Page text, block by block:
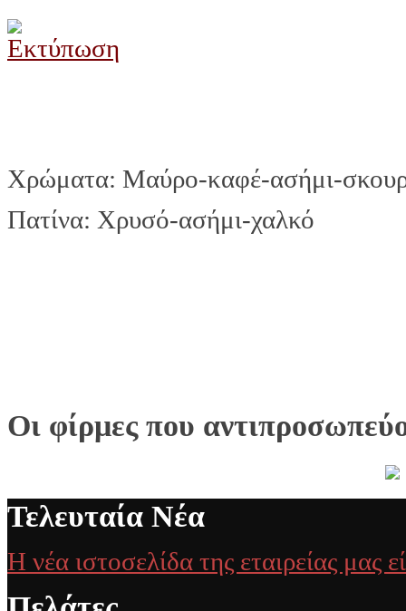
Χρώματα: Μαύρο-καφέ-ασήμι-
Πατίνα: Χρυσό-ασήμι-χαλκό
Οι φίρμες που
Τελευταία Νέα
Η νέα ιστοσελίδα της εταιρείας μας